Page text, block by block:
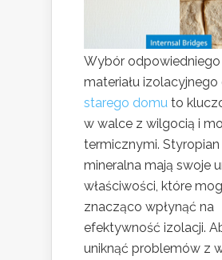
Wybór odpowiedniego
materiału izolacyjnego
starego domu to
w walce z wilgocią i
termicznymi. Styropian
mineralna mają swoje
właściwości, które
znacząco wpłynąć na
efektywność izolacji.
uniknąć problemów z